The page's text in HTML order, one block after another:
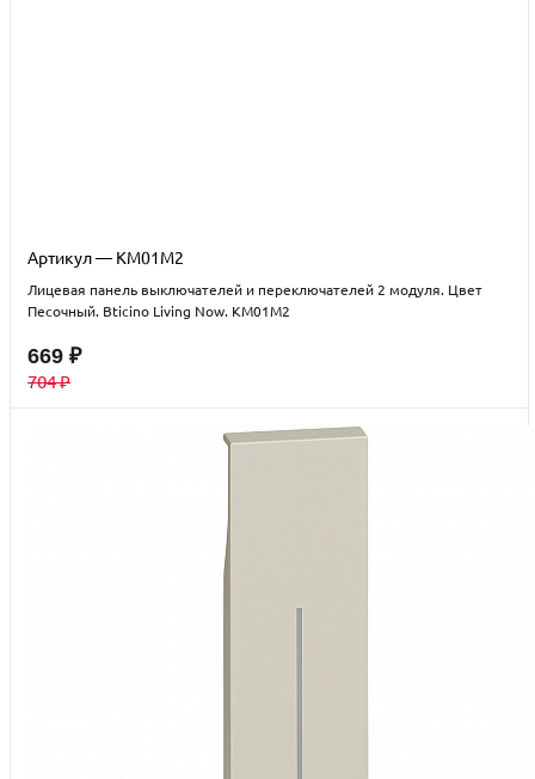
Артикул — KM01M2
Лицевая панель выключателей и переключателей 2 модуля. Цвет
Песочный. Bticino Living Now. KM01M2
669 ₽
704 ₽